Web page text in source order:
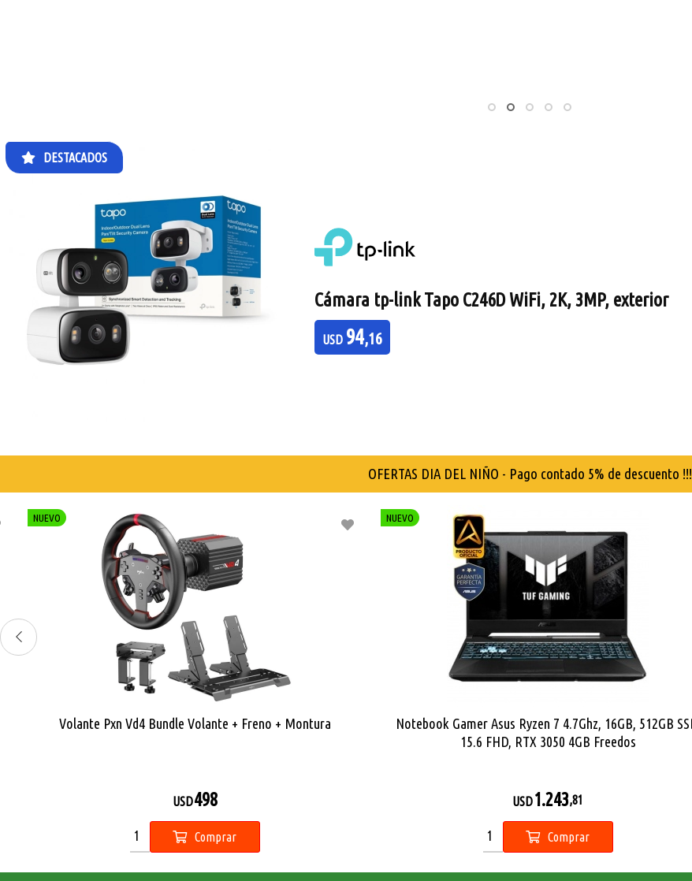
DESTACADOS
Cámara tp-link Tapo C545D WiFi, 2K 3MP, exterior
USD 116,31
OFERTAS DIA DEL NIÑO - Pago contado 5% de descuento !!!
NUEVO
Notebook Gamer Asus Ryzen 7 4.7Ghz, 16GB, 512GB SSD,
1.243,81
Comprar
NUEVO
Silla Cougar Fusion One Gold F
USD265
Comprar